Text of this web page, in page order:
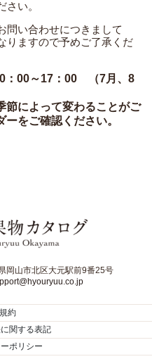
い。
問い合わせにつきまして
りますので予めご了承くだ
：00～17：00 （7月、8
によって変わることがご
をご確認ください。
山市北区大元駅前9番25号
約
関する表記
ポリシー